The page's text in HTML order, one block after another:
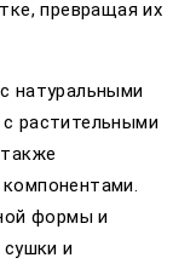
превращая их
натуральными
растительными
формы и
и